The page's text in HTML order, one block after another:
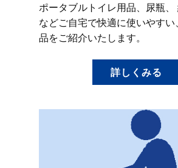
ポータブルトイレ用品、尿瓶
などご自宅で快適に使いやす
品をご紹介いたします。
詳しくみる